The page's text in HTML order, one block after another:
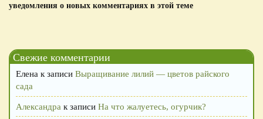
уведомления о новых комментариях в этой теме
Свежие комментарии
Елена к записи Выращивание лилий — цветов райского
сада
Александра к записи На что жалуетесь, огурчик?